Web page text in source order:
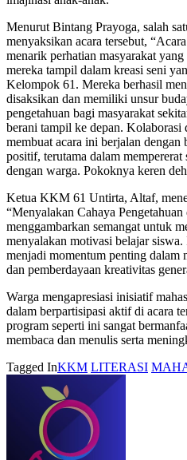
Menurut Bintang Prayoga, salah
menyaksikan acara tersebut,
menarik perhatian masyarakat
mereka tampil dalam kreasi seni
Kelompok 61. Mereka berhasil
disaksikan dan memiliki unsur
pengetahuan bagi masyarakat
berani tampil ke depan. Kolaborasi
membuat acara ini berjalan dengan
positif, terutama dalam mempererat
dengan warga. Pokoknya keren
Ketua KKM 61 Untirta, Altaf,
“Menyalakan Cahaya
menggambarkan semangat untuk
menyalakan motivasi belajar
menjadi momentum penting dalam
dan pemberdayaan kreativitas
Warga mengapresiasi inisiatif
dalam berpartisipasi aktif di acara
program seperti ini sangat
membaca dan menulis serta
Tagged InKKM LITERASI